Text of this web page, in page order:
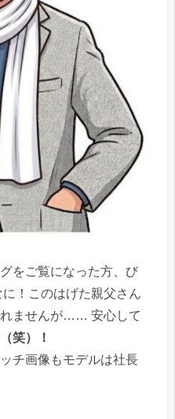
をご覧になった方、び
！このはげた親父さん
れませんが…… 安心して
笑）！
チ画像もモデルは社長